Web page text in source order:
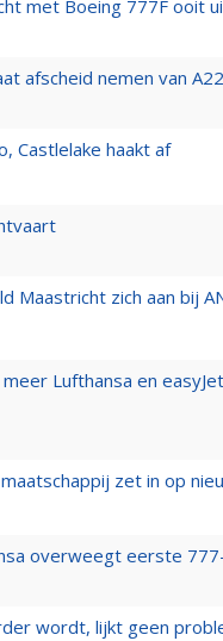
met Boeing 777F ooit
afscheid nemen van
Castlelake haakt af
Maastricht zich aan bij
Lufthansa en
zet in op
overweegt eerste
wordt, lijkt geen